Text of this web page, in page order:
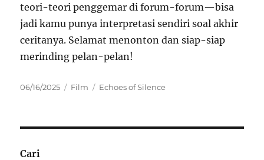
teori-teori penggemar di forum-forum—bisa
jadi kamu punya interpretasi sendiri soal akhir
ceritanya. Selamat menonton dan siap-siap
merinding pelan-pelan!
Posted
06/16/2025 Categories
Film Tags
Echoes of Silence
Cari